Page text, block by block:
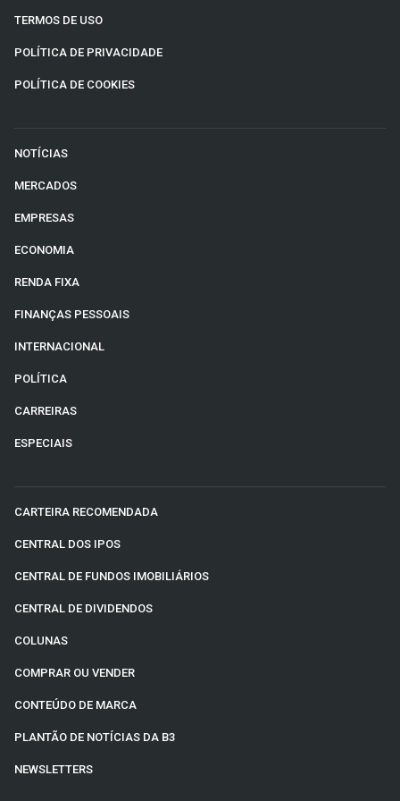
TERMOS DE USO
POLÍTICA DE PRIVACIDADE
POLÍTICA DE COOKIES
NOTÍCIAS
MERCADOS
EMPRESAS
ECONOMIA
RENDA FIXA
FINANÇAS PESSOAIS
INTERNACIONAL
POLÍTICA
CARREIRAS
ESPECIAIS
CARTEIRA RECOMENDADA
CENTRAL DOS IPOS
CENTRAL DE FUNDOS IMOBILIÁRIOS
CENTRAL DE DIVIDENDOS
COLUNAS
COMPRAR OU VENDER
CONTEÚDO DE MARCA
PLANTÃO DE NOTÍCIAS DA B3
NEWSLETTERS